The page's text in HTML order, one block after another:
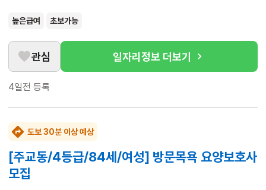
높은급여 초보가능
관심 일자리정보 더보기
4일전 등록
도보 30분 이상 예상
[주교동/4등급/84세/여성] 방문목욕 요양보호사
모집